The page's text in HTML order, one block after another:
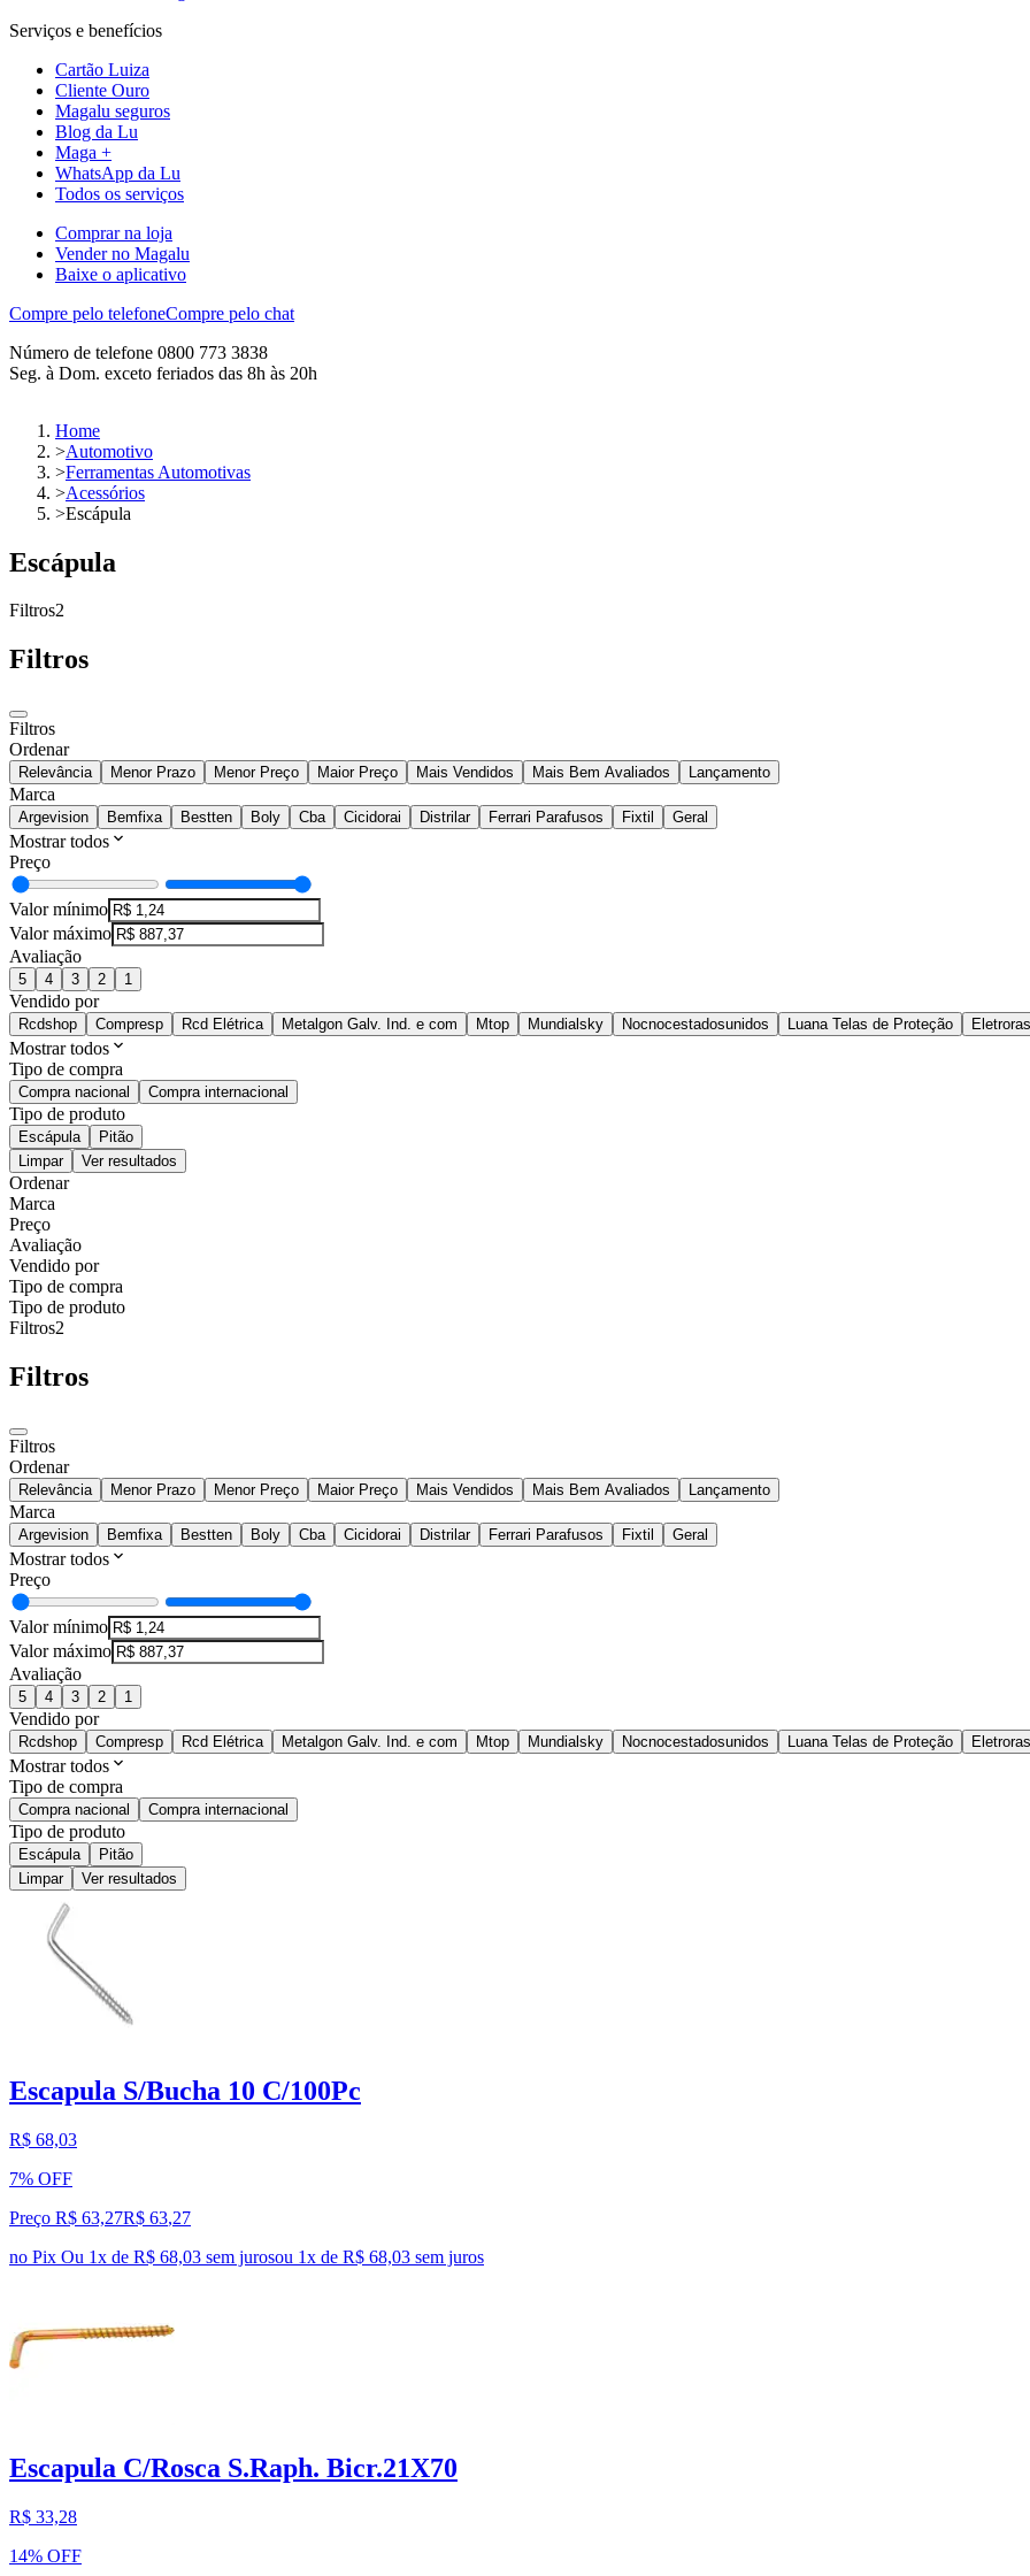
Serviços e benefícios
Cartão Luiza
Cliente Ouro
Magalu seguros
Blog da Lu
Maga +
WhatsApp da Lu
Todos os serviços
Comprar na loja
Vender no Magalu
Baixe o aplicativo
Compre pelo telefoneCompre pelo chat
Número de telefone 0800 773 3838
Seg. à Dom. exceto feriados das 8h às 20h
Home
>Automotivo
>Ferramentas Automotivas
>Acessórios
>Escápula
Escápula
Filtros2
Filtros
Filtros
Ordenar
Relevância Menor Prazo Menor Preço Maior Preço Mais Vendidos Mais Bem Avaliados Lançamento
Marca
Argevision Bemfixa Bestten Boly Cba Cicidorai Distrilar Ferrari Parafusos Fixtil Geral
Mostrar todos
Preço
Valor mínimo
Valor máximo
Avaliação
5 4 3 2 1
Vendido por
Rcdshop Compresp Rcd Elétrica Metalgon Galv. Ind. e com Mtop Mundialsky Nocnocestadosunidos Luana Telas de Proteção
Mostrar todos
Tipo de compra
Compra nacional Compra internacional
Tipo de produto
Escápula
Pitão
Limpar
Ver resultados
Ordenar
Marca
Preço
Avaliação
Vendido por
Tipo de compra
Tipo de produto
Filtros2
Filtros
Filtros
Ordenar
Relevância Menor Prazo Menor Preço Maior Preço Mais Vendidos Mais Bem Avaliados Lançamento
Marca
Argevision Bemfixa Bestten Boly Cba Cicidorai Distrilar Ferrari Parafusos Fixtil Geral
Mostrar todos
Preço
Valor mínimo
Valor máximo
Avaliação
5 4 3 2 1
Vendido por
Rcdshop Compresp Rcd Elétrica Metalgon Galv. Ind. e com Mtop Mundialsky Nocnocestadosunidos Luana Telas de Proteção
Mostrar todos
Tipo de compra
Compra nacional Compra internacional
Tipo de produto
Escápula
Pitão
Limpar
Ver resultados
Escapula S/Bucha 10 C/100Pc
R$ 68,03
7% OFF
Preço R$ 63,27R$ 63,27
no Pix Ou 1x de R$ 68,03 sem jurosou 1x de R$ 68,03 sem juros
Escapula C/Rosca S.Raph. Bicr.21X70
R$ 33,28
14% OFF